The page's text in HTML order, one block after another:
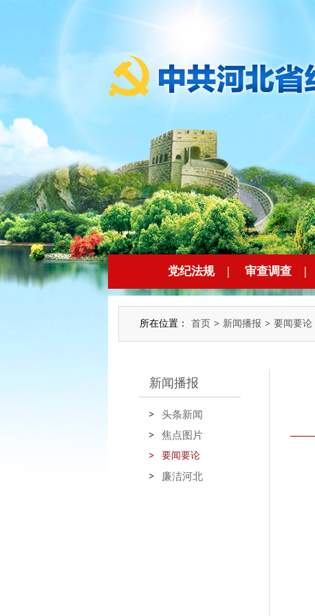
党纪法规 | 审查调查 |
所在位置： 首页 > 新闻播报 > 要闻要论
新闻播报
头条新闻
焦点图片
要闻要论
廉洁河北